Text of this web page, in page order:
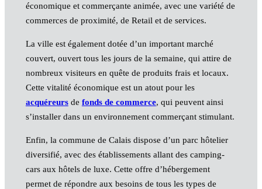
économique et commerçante animée, avec une variété de
commerces de proximité, de Retail et de services.
La ville est également dotée d’un important marché
couvert, ouvert tous les jours de la semaine, qui attire de
nombreux visiteurs en quête de produits frais et locaux.
Cette vitalité économique est un atout pour les
acquéreursde fonds de commerce, qui peuvent ainsi
s’installer dans un environnement commerçant stimulant.
Enfin, la commune de Calais dispose d’un parc hôtelier
diversifié, avec des établissements allant des camping-
cars aux hôtels de luxe. Cette offre d’hébergement
permet de répondre aux besoins de tous les types de